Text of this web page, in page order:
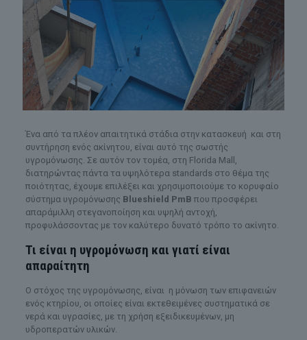
Ένα από τα πλέον απαιτητικά στάδια στην κατασκευή και στη
συντήρηση ενός ακίνητου, είναι αυτό της σωστής
υγρομόνωσης. Σε αυτόν τον τομέα, στη Florida Mall,
διατηρώντας πάντα τα υψηλότερα standards στο θέμα της
ποιότητας, έχουμε επιλέξει και χρησιμοποιούμε το κορυφαίο
σύστημα υγρομόνωσης Blueshield PmB που προσφέρει
απαράμιλλη στεγανοποίηση και υψηλή αντοχή,
προφυλάσσοντας με τον καλύτερο δυνατό τρόπο το ακίνητο.
Τι είναι η υγρομόνωση και γιατί είναι
απαραίτητη
Ο στόχος της υγρομόνωσης, είναι η μόνωση των επιφανειών
ενός κτηρίου, οι οποίες είναι εκτεθειμένες συστηματικά σε
νερά και υγρασίες, με τη χρήση εξειδικευμένων, μη
υδροπερατών υλικών.